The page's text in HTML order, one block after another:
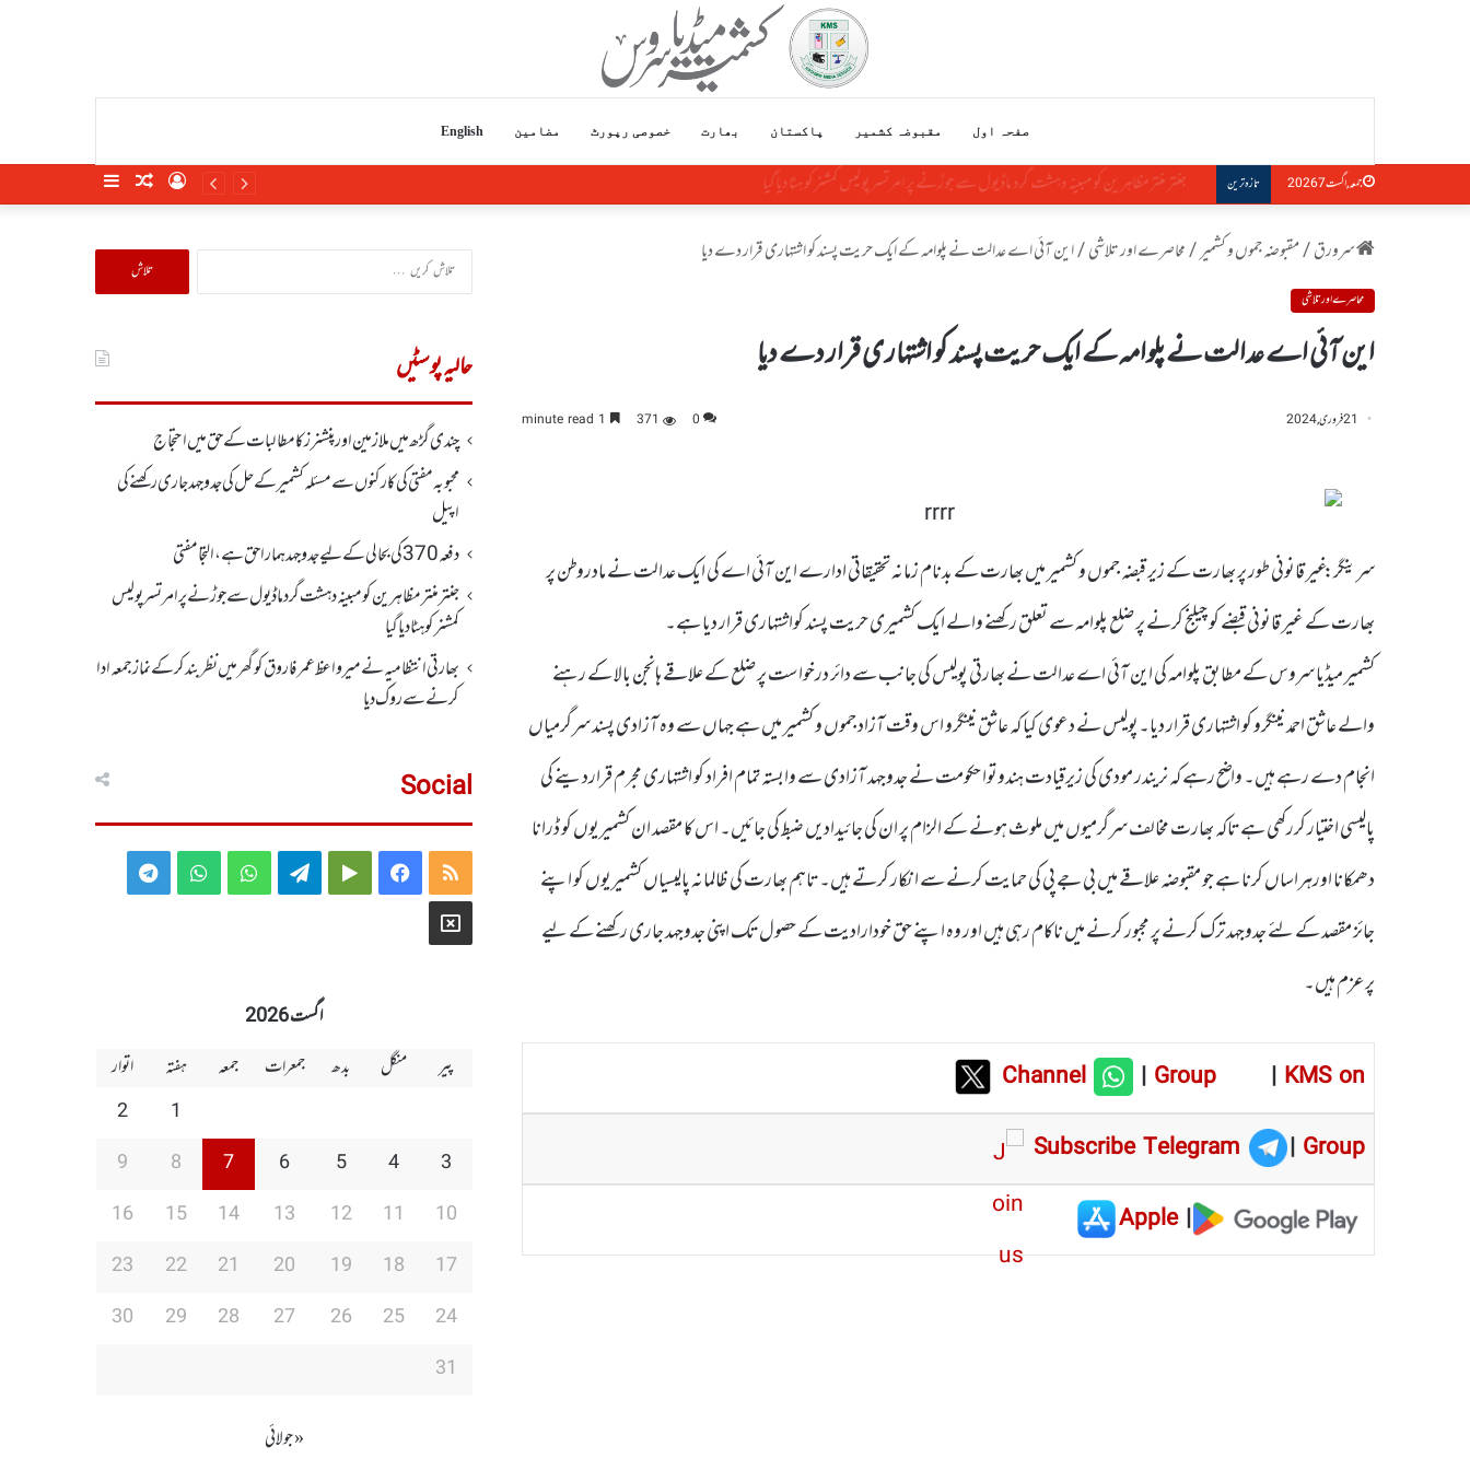
صفحہ اول مقبوضہ کشمیر پاکستان بھارت خصوصی رپورٹ مضامین English
جمعہ, اگست 7 2026 تازہ ترین جنتر منتر مظاہرین کو مبینہ دہشت گرد ماڈیول سے جوڑنے پر امرتسر پولیس کمشنر کو ہٹا دیاگیا SidebarRandomLog
سرورق/مقبوضہ جموں و کشمیر/محاصرے اور تلاشی/این آئی اے عدالت نے پلوامہ کے ایک حریت پسند کو اشتہاری قرار دے دیا
محاصرے اور تلاشی
این آئی اے عدالت نے پلوامہ کے ایک حریت پسند کو اشتہاری قرار دے دیا
21 فروری, 2024 0
371
سرینگر: غیر قانونی طور پر بھارت کے زیر قبضہ جموں و کشمیر میں بھارت کے بدنام زمانہ تحقیقاتی ادارے این آئی اے کی ایک عدالت نے مادروطن پر
بھارت کے غیر قانونی قبضے کو چیلنج کرنے پر ضلع پلوامہ سے تعلق رکھنے والے ایک کشمیری حریت پسند کواشتہاری قرار دیا ہے۔
کشمیر میڈیا سروس کے مطابق پلوامہ کی این آئی اے عدالت نے بھارتی پولیس کی جانب سے دائر درخواست پر ضلع کے علاقے ہانجن بالا کے رہنے
والے عاشق احمد نینگرو کو اشتہاری قرار دیا۔پولیس نے دعوی کیا کہ عاشق نینگرو اس وقت آزاد جموں و کشمیر میں ہے جہاں سے وہ آزادی پسند سرگرمیاں
انجام دے رہے ہیں۔ واضح رہے کہ نریندر مودی کی زیرقیادت ہندوتوا حکومت نے جدوجہد آزادی سے وابستہ تمام افراد کو اشتہاری مجرم قراردینے کی
پالیسی اختیار کررکھی ہے تاکہ بھارت مخالف سرگرمیوں میں ملوث ہونے کے الزام پر ان کی جائیدادیں ضبط کی جائیں۔ اس کا مقصد ان کشمیریوں کو ڈرانا
دھمکانا اورہراساں کرنا ہے جو مقبوضہ علاقے میں بی جے پی کی حمایت کرنے سے انکار کرتے ہیں۔ تاہم بھارت کی ظالمانہ پالیسیاں کشمیریوں کو اپنے
جائز مقصد کے لئے جدوجہد ترک کرنے پر مجبور کرنے میں ناکام رہی ہیں اور وہ اپنے حق خودارادیت کے حصول تک اپنی جدوجہد جاری رکھنے کے لیے
پرعزم ہیں۔
Channel |Group | KMS on
Subscribe Telegram
| Group
|
Apple
تلاش
کریں
حالیہ پوسٹیں
چندی گڑھ میں ملازمین اور پنشنرز کا مطالبات کے حق میں احتجاج
محبوبہ مفتی کی کارکنوں سے مسئلہ کشمیر کے حل کی جدوجہد جاری رکھنے کی
اپیل
دفعہ370کی بحالی کے لیے جدوجہد ہمارا حق ہے، التجا مفتی
جنتر منتر مظاہرین کو مبینہ دہشت گرد ماڈیول سے جوڑنے پر امرتسر پولیس
کمشنر کو ہٹا دیاگیا
بھارتی انتظامیہ نے میر واعظ عمر فاروق کو گھر میں نظر بندکر کے نماز جمعہ ادا
کرنے سے روک دیا
Social
RSS
Facebook
Google
Telegram
WhatsApp
WhatsApp
Telegram
X
اگست 2026
پیر
منگل بدھ جمعرات جمعہ ہفتہ
اتوار
1
2
3
4
5
6
7
8
9
10
11
12
13
14
15
16
17
18
19
20
21
22
23
24
25
26
27
28
29
30
31
« جولائی